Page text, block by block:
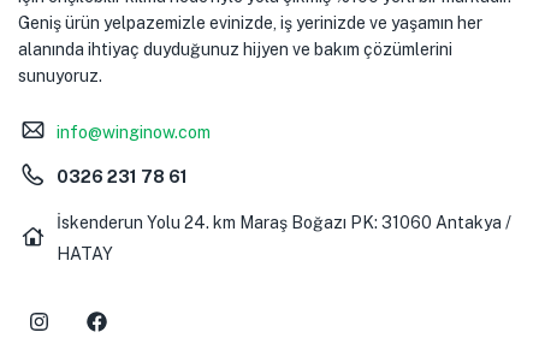
Geniş ürün yelpazemizle evinizde, iş yerinizde ve yaşamın her
alanında ihtiyaç duyduğunuz hijyen ve bakım çözümlerini
sunuyoruz.
info@winginow.com
0326 231 78 61
İskenderun Yolu 24. km Maraş Boğazı PK: 31060 Antakya /
HATAY